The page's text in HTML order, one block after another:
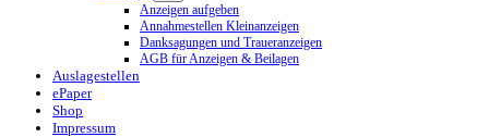
Anzeigen aufgeben
Annahmestellen Kleinanzeigen
Danksagungen und Traueranzeigen
AGB für Anzeigen & Beilagen
Auslagestellen
ePaper
Shop
Impressum